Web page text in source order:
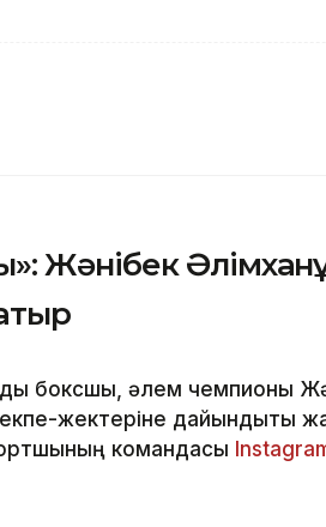
Жәнібек
боксшы, әлем чемпионы
жектеріне дайындықты
командасы